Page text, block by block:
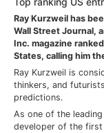
Ray Kurzweil has
Wall Street Journal,
Inc. magazine
States, calling him
Ray Kurzweil is
thinkers, and
predictions.
As one of the
developer of the